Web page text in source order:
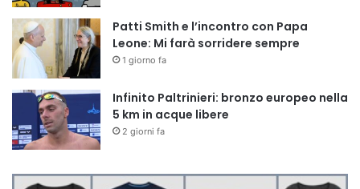
Patti Smith e l’incontro con Papa
Leone: Mi farà sorridere sempre
1 giorno fa
Infinito Paltrinieri: bronzo europeo nella
5 km in acque libere
2 giorni fa